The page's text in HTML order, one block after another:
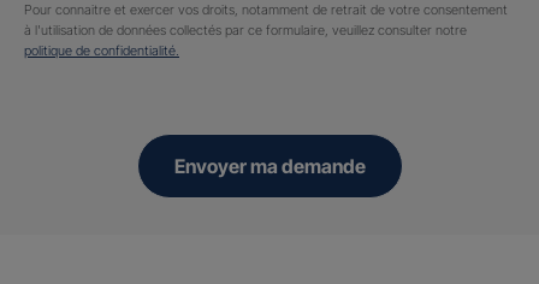
Pour connaitre et exercer vos droits, notamment de retrait de votre consentement
à l'utilisation de données collectés par ce formulaire, veuillez consulter notre
politique de confidentialité.
Envoyer ma demande